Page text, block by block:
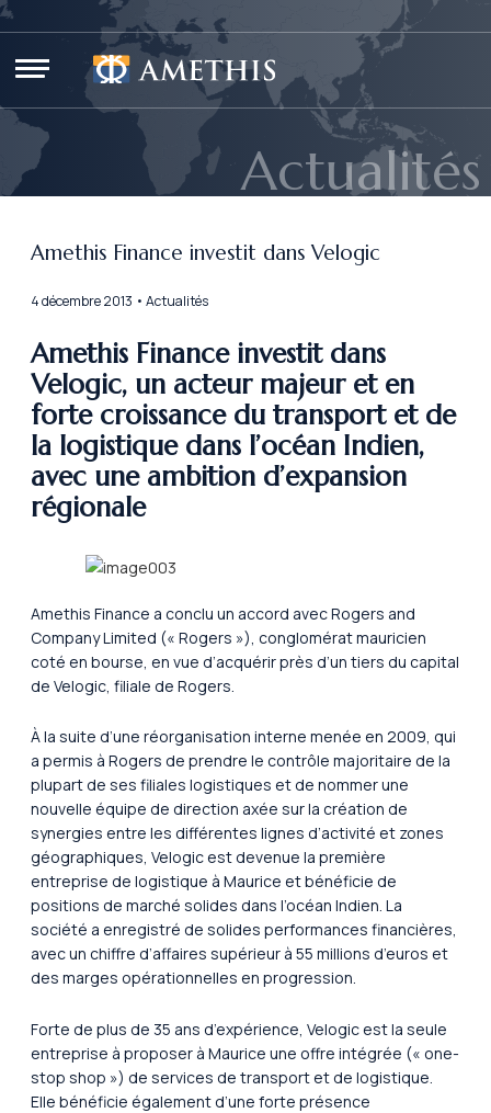
Actualités
Amethis Finance investit dans Velogic
4 décembre 2013 • Actualités
Amethis Finance investit dans
Velogic, un acteur majeur et en
forte croissance du transport et de
la logistique dans l’océan Indien,
avec une ambition d’expansion
régionale
Amethis Finance a conclu un accord avec Rogers and
Company Limited (« Rogers »), conglomérat mauricien
coté en bourse, en vue d’acquérir près d’un tiers du capital
de Velogic, filiale de Rogers.
À la suite d’une réorganisation interne menée en 2009, qui
a permis à Rogers de prendre le contrôle majoritaire de la
plupart de ses filiales logistiques et de nommer une
nouvelle équipe de direction axée sur la création de
synergies entre les différentes lignes d’activité et zones
géographiques, Velogic est devenue la première
entreprise de logistique à Maurice et bénéficie de
positions de marché solides dans l’océan Indien. La
société a enregistré de solides performances financières,
avec un chiffre d’affaires supérieur à 55 millions d’euros et
des marges opérationnelles en progression.
Forte de plus de 35 ans d’expérience, Velogic est la seule
entreprise à proposer à Maurice une offre intégrée (« one-
stop shop ») de services de transport et de logistique.
Elle bénéficie également d’une forte présence
Panneau de gestion des cookies